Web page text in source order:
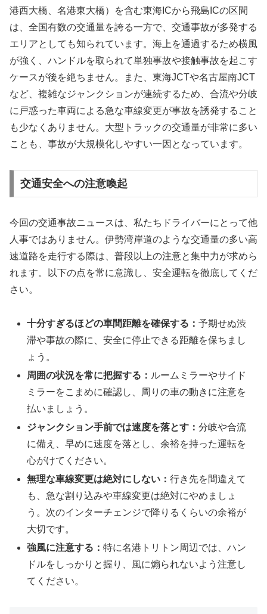
港西大橋、名港東大橋）を含む東海ICから飛島ICの区間
は、全国有数の交通量を誇る一方で、交通事故が多発する
エリアとしても知られています。海上を通過するため横風
が強く、ハンドルを取られて単独事故や接触事故を起こす
ケースが後を絶ちません。また、東海JCTや名古屋南JCT
など、複雑なジャンクションが連続するため、合流や分岐
に戸惑った車両による急な車線変更が事故を誘発すること
も少なくありません。大型トラックの交通量が非常に多い
ことも、事故が大規模化しやすい一因となっています。
交通安全への注意喚起
今回の交通事故ニュースは、私たちドライバーにとって他
人事ではありません。伊勢湾岸道のような交通量の多い高
速道路を走行する際は、普段以上の注意と集中力が求めら
れます。以下の点を常に意識し、安全運転を徹底してくだ
さい。
十分すぎるほどの車間距離を確保する：予期せぬ渋
滞や事故の際に、安全に停止できる距離を保ちまし
ょう。
周囲の状況を常に把握する： ルームミラーやサイド
ミラーをこまめに確認し、周りの車の動きに注意を
払いましょう。
ジャンクション手前では速度を落とす：分岐や合流
に備え、早めに速度を落とし、余裕を持った運転を
心がけてください。
無理な車線変更は絶対にしない：行き先を間違えて
も、急な割り込みや車線変更は絶対にやめましょ
う。次のインターチェンジで降りるくらいの余裕が
大切です。
強風に注意する：特に名港トリトン周辺では、ハン
ドルをしっかりと握り、風に煽られないよう注意し
てください。